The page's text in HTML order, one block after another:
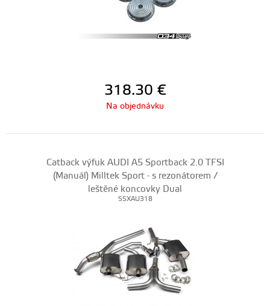
318.30 €
Na objednávku
Catback výfuk AUDI A5 Sportback 2.0 TFSI
(Manuál) Milltek Sport - s rezonátorem /
leštěné koncovky Dual
SSXAU318